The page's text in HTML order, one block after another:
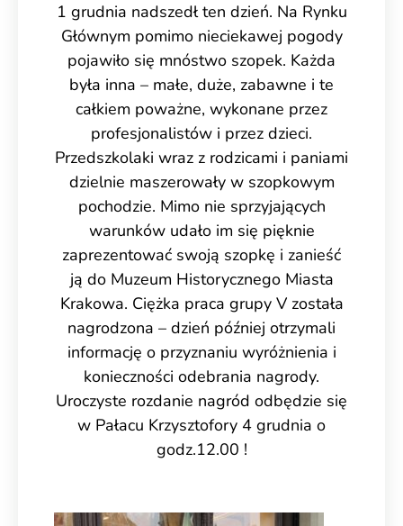
1 grudnia nadszedł ten dzień. Na Rynku
Głównym pomimo nieciekawej pogody
pojawiło się mnóstwo szopek. Każda
była inna – małe, duże, zabawne i te
całkiem poważne, wykonane przez
profesjonalistów i przez dzieci.
Przedszkolaki wraz z rodzicami i paniami
dzielnie maszerowały w szopkowym
pochodzie. Mimo nie sprzyjających
warunków udało im się pięknie
zaprezentować swoją szopkę i zanieść
ją do Muzeum Historycznego Miasta
Krakowa. Ciężka praca grupy V została
nagrodzona – dzień później otrzymali
informację o przyznaniu wyróżnienia i
konieczności odebrania nagrody.
Uroczyste rozdanie nagród odbędzie się
w Pałacu Krzysztofory 4 grudnia o
godz.12.00 !